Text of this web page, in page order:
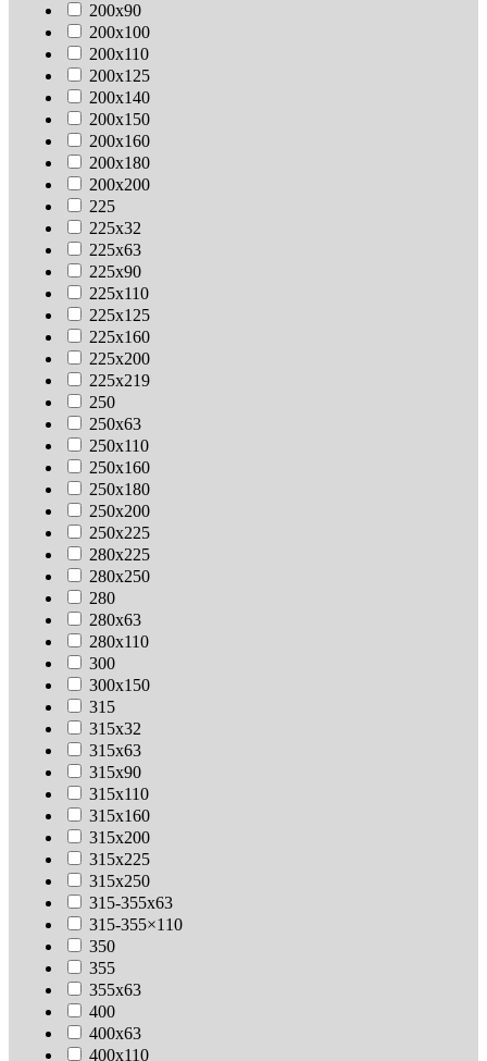
200х90
200х100
200х110
200х125
200х140
200х150
200х160
200х180
200х200
225
225х32
225х63
225х90
225х110
225х125
225х160
225х200
225х219
250
250х63
250х110
250х160
250х180
250х200
250х225
280х225
280х250
280
280х63
280х110
300
300х150
315
315х32
315х63
315х90
315х110
315х160
315х200
315х225
315х250
315-355х63
315-355×110
350
355
355х63
400
400х63
400х110